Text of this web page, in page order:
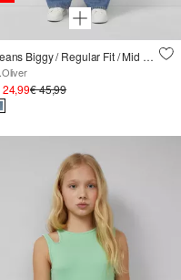
Jeans Biggy / Regular Fit / Mid Rise / Wide Leg
24,99€ 45,99